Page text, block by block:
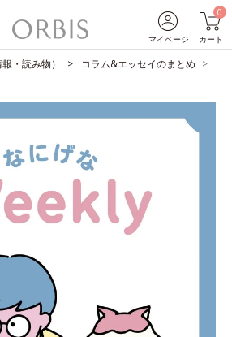
マイページ
0
カート
・読み物） コラム&エッセイのまとめ